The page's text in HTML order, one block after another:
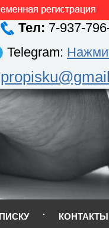
Тел: 7-937-
Telegram:
КОНТАКТЫ